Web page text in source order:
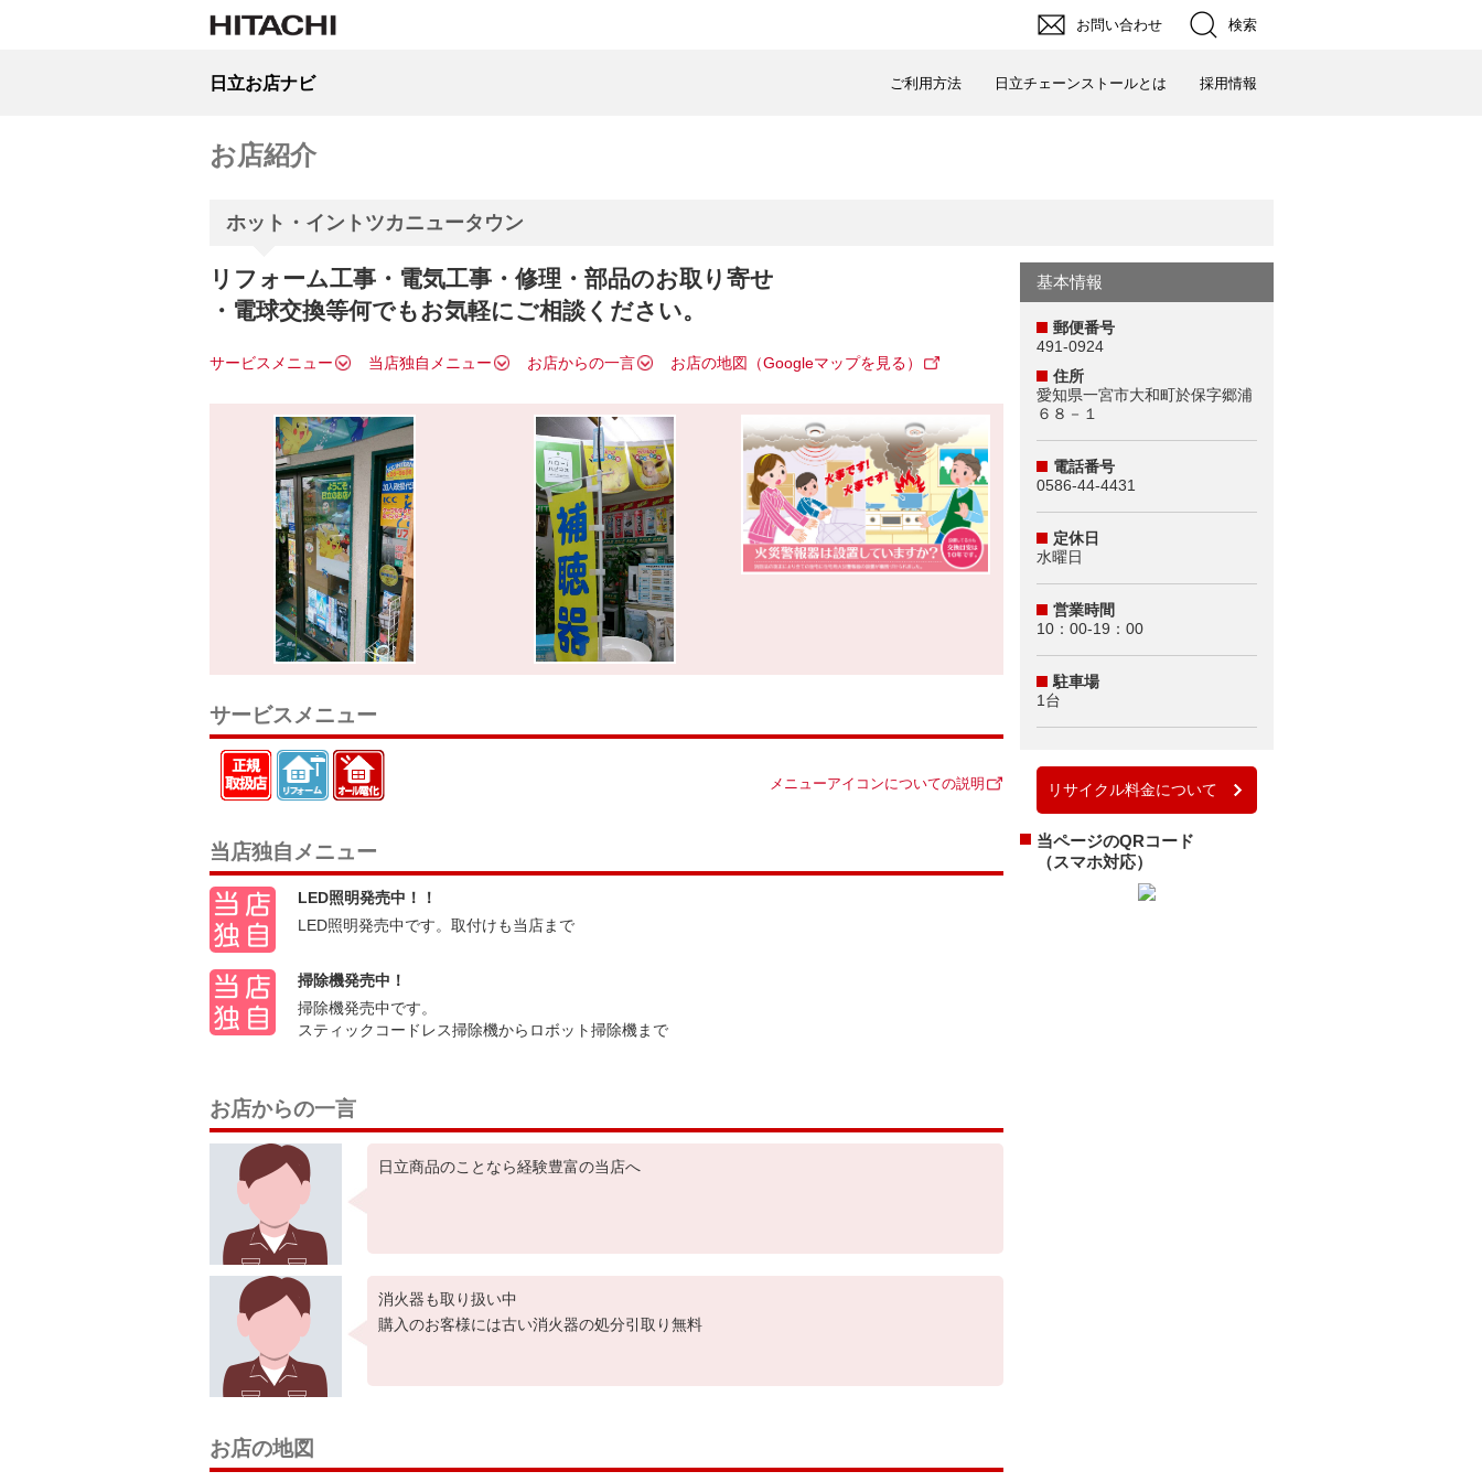
お問い合わせ 検索
日立お店ナビ ご利用方法 日立チェーンストールとは 採用情報
お店紹介
ホット・イントツカニュータウン
リフォーム工事・電気工事・修理・部品のお取り寄せ
・電球交換等何でもお気軽にご相談ください。
サービスメニュー 当店独自メニュー お店からの一言 お店の地図（Googleマップを見る）
サービスメニュー
メニューアイコンについての説明
当店独自メニュー
LED照明発売中！！
LED照明発売中です。取付けも当店まで
掃除機発売中！
掃除機発売中です。
スティックコードレス掃除機からロボット掃除機まで
お店からの一言
日立商品のことなら経験豊富の当店へ
消火器も取り扱い中
購入のお客様には古い消火器の処分引取り無料
お店の地図
基本情報
郵便番号
491-0924
住所
愛知県一宮市大和町於保字郷浦
６８－１
電話番号
0586-44-4431
定休日
水曜日
営業時間
10：00-19：00
駐車場
1台
リサイクル料金について
当ページのQRコード
（スマホ対応）